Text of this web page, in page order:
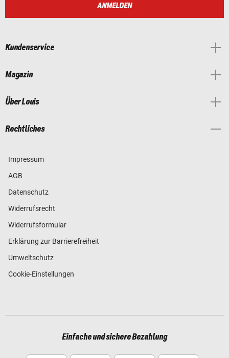
ANMELDEN
Kundenservice
Magazin
Über Louis
Rechtliches
Impressum
AGB
Datenschutz
Widerrufsrecht
Widerrufsformular
Erklärung zur Barrierefreiheit
Umweltschutz
Cookie-Einstellungen
Einfache und sichere Bezahlung